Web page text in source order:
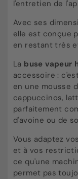
l'entretien de
Avec ses
elle est conçue
en restant très
La buse vapeur
accessoire :
en une mousse
cappuccinos,
parfaitement
d'avoine ou de
Vous adaptez
et à vos
ce qu'une
permet pas